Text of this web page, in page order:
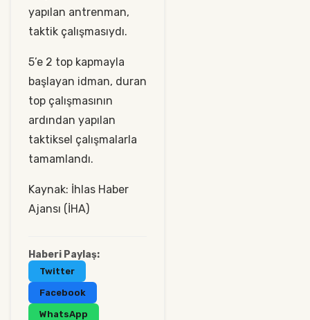
yapılan antrenman,
taktik çalışmasıydı.
5’e 2 top kapmayla
başlayan idman, duran
top çalışmasının
ardından yapılan
taktiksel çalışmalarla
tamamlandı.
Kaynak: İhlas Haber
Ajansı (İHA)
Haberi Paylaş:
Twitter
Facebook
WhatsApp